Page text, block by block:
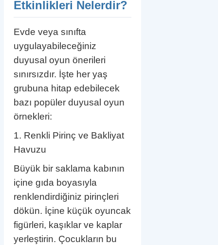
Etkinlikleri Nelerdir?
Evde veya sınıfta
uygulayabileceğiniz
duyusal oyun önerileri
sınırsızdır. İşte her yaş
grubuna hitap edebilecek
bazı popüler duyusal oyun
örnekleri:
1. Renkli Pirinç ve Bakliyat
Havuzu
Büyük bir saklama kabının
içine gıda boyasıyla
renklendirdiğiniz pirinçleri
dökün. İçine küçük oyuncak
figürleri, kaşıklar ve kaplar
yerleştirin. Çocukların bu